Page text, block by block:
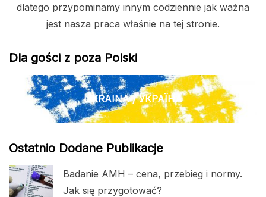
dlatego przypominamy innym codziennie jak ważna
jest nasza praca właśnie na tej stronie.
Dla gości z poza Polski
UKRAINA / УКРАЇНА
Ostatnio Dodane Publikacje
Badanie AMH – cena, przebieg i normy.
Jak się przygotować?